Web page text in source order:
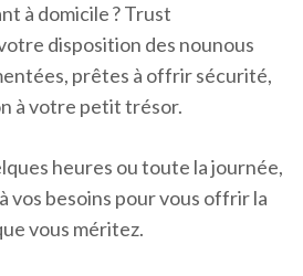
à domicile ? Trust
disposition des nounous
prêtes à offrir sécurité,
à votre petit trésor.
heures ou toute la journée,
vos besoins pour vous offrir la
vous méritez.